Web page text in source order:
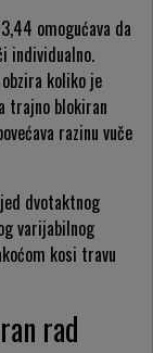
omogućava da
individualno.
koliko je
trajno blokiran
razinu vuče
dvotaktnog
varijabilnog
kosi travu
rad